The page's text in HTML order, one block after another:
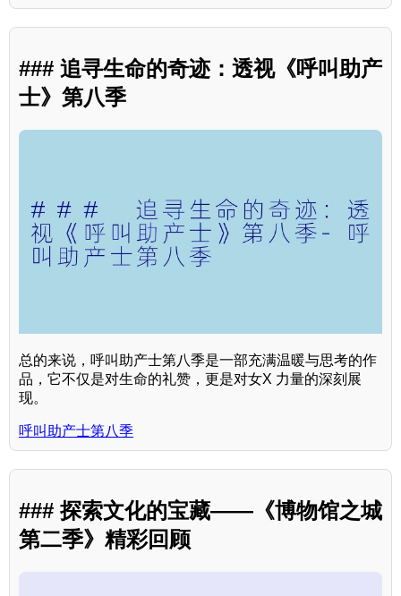
### 追寻生命的奇迹：透视《呼叫助产
士》第八季
总的来说，呼叫助产士第八季是一部充满温暖与思考的作
品，它不仅是对生命的礼赞，更是对女X 力量的深刻展
现。
呼叫助产士第八季
### 探索文化的宝藏——《博物馆之城
第二季》精彩回顾